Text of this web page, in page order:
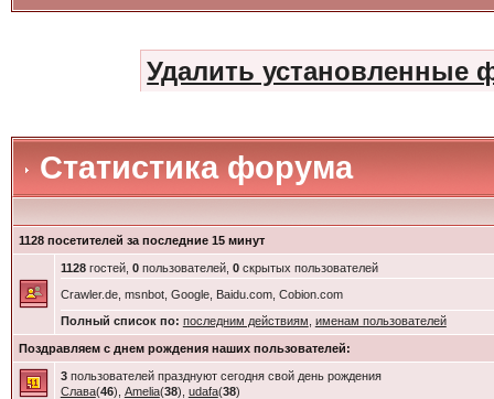
Удалить установленные
Статистика форума
1128 посетителей за последние 15 минут
1128гостей, 0пользователей, 0скрытых пользователей
Crawler.de, msnbot, Google, Baidu.com, Cobion.com
Полный список по: последним действиям именам пользователей
Поздравляем с днем рождения наших пользователей:
3пользователей празднуют сегодня свой день рождения
Слава(46), Amelia(38), udafa(38)